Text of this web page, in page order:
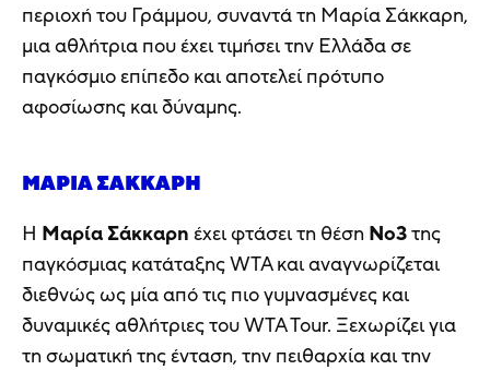
περιοχή του Γράμμου, συναντά τη Μαρία Σάκκαρη,
μια αθλήτρια που έχει τιμήσει την Ελλάδα σε
παγκόσμιο επίπεδο και αποτελεί πρότυπο
αφοσίωσης και δύναμης.
ΜΑΡΊΑ ΣΆΚΚΑΡΗ
Η Μαρία Σάκκαρη έχει φτάσει τη θέση Νο3της
παγκόσμιας κατάταξης WTA και αναγνωρίζεται
διεθνώς ως μία από τις πιο γυμνασμένες και
δυναμικές αθλήτριες του WTA Tour. Ξεχωρίζει για
τη σωματική της ένταση, την πειθαρχία και την